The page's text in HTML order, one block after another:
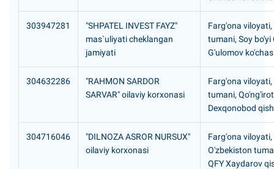
303947281
"SHPATEL INVEST FAYZ"
mas`uliyati cheklangan
jamiyati
Farg'ona
tumani, Soy bo'yi
G'ulomov
304632286
"RAHMON SARDOR
SARVAR" oilaviy korxonasi
Farg'ona
tumani,
Dexqonobod
304716046
"DILNOZA ASROR NURSUX"
oilaviy korxonasi
Farg'ona viloyati,
O'zbekiston
QFY Xaydarov